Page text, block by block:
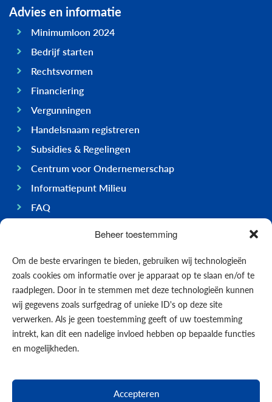
Beheer toestemming
Om de beste ervaringen te bieden, gebruiken wij technologieën
zoals cookies om informatie over je apparaat op te slaan en/of te
raadplegen. Door in te stemmen met deze technologieën kunnen
wij gegevens zoals surfgedrag of unieke ID's op deze site
verwerken. Als je geen toestemming geeft of uw toestemming
intrekt, kan dit een nadelige invloed hebben op bepaalde functies
en mogelijkheden.
Accepteren
Advies en informatie
Minimumloon 2024
Bedrijf starten
Rechtsvormen
Financiering
Vergunningen
Handelsnaam registreren
Subsidies & Regelingen
Centrum voor Ondernemerschap
Informatiepunt Milieu
FAQ
Ondernemen op Bonaire
Economie
Regering
Infrastructuur
Algemeen
Contact opnemen